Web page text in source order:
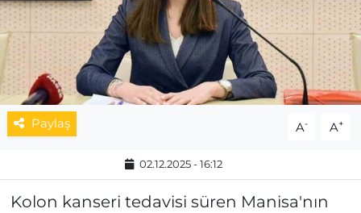
Paylaş A- A+
02.12.2025 - 16:12
Kolon kanseri tedavisi süren Manisa'nın
ESKİŞEHİRSPOR